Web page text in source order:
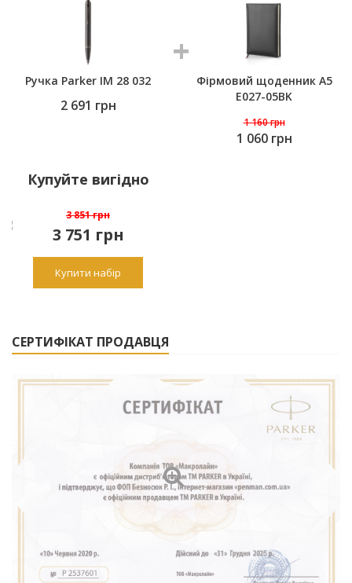
Ручка Parker IM 28 032
2 691 грн
Фірмовий щоденник A5
E027-05BK
1 160грн
1 060 грн
Купуйте вигідно
3 851 грн
3 751 грн
Купити набір
СЕРТИФІКАТ ПРОДАВЦЯ